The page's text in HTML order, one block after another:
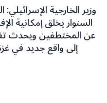
وزير الخارجية
السنوار يخلق إمكانية
عن المختطفين ويحدث
إلى واقع جديد